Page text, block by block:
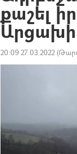
քաշել
Արցախի
20:09 27.03.2022